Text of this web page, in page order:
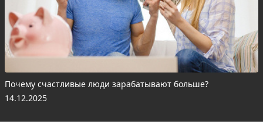
Почему счастливые люди зарабатывают больше?
14.12.2025